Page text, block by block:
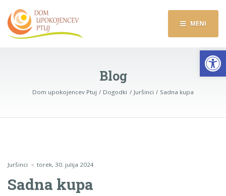
MENI
Blog
Dom upokojencev Ptuj Dogodki Juršinci Sadna kupa
Juršinci torek, 30. julija 2024
Sadna kupa